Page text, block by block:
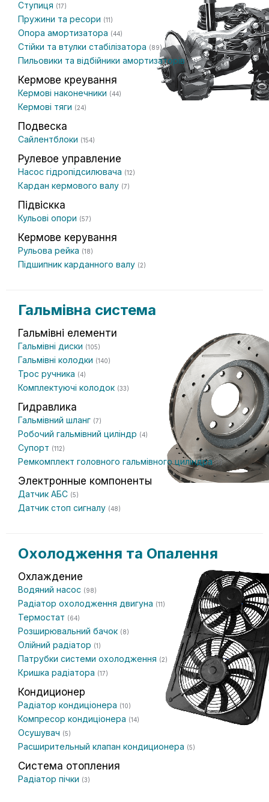
Ступиця (17)
Пружини та ресори (11)
Опора амортизатора (44)
Стійки та втулки стабілізатора (89)
Пильовики та відбійники амортизаторів(14)
Кермове креування
Кермові наконечники (44)
Кермові тяги (24)
Подвеска
Сайлентблоки (154)
Рулевое управление
Насос гідропідсилювача (12)
Кардан кермового валу (7)
Підвіскка
Кульові опори (57)
Кермове керування
Рульова рейка (18)
Підшипник карданного валу (2)
Гальмівна система
Гальмівні елементи
Гальмівні диски (105)
Гальмівні колодки (140)
Трос ручника (4)
Комплектуючі колодок (33)
Гидравлика
Гальмівний шланг (7)
Робочий гальмівний циліндр (4)
Супорт (112)
Ремкомплект головного гальмівного циліндра(1)
Электронные компоненты
Датчик АБС (5)
Датчик стоп сигналу (48)
Охолодження та Опалення
Охлаждение
Водяний насос (98)
Радіатор охолодження двигуна (11)
Термостат (64)
Розширювальний бачок (8)
Олійний радіатор (1)
Патрубки системи охолодження (2)
Кришка радіатора (17)
Кондиционер
Радіатор кондиціонера (10)
Компресор кондиціонера (14)
Осушувач (5)
Расширительный клапан кондиционера (5)
Система отопления
Радіатор пічки (3)